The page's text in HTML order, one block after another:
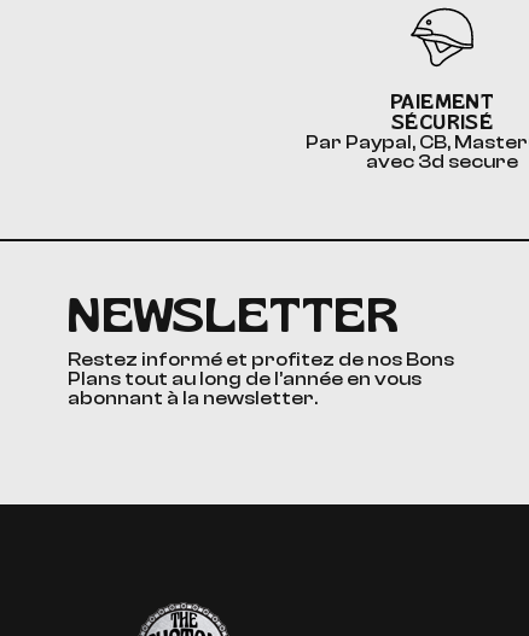
PAIEMENT
SÉCURISÉ
Par Paypal, CB,
avec 3d secure
NEWSLETTER
Restez informé et profitez de nos Bons
Plans tout au long de l’année en vous
abonnant à la newsletter.
The Custom Corner